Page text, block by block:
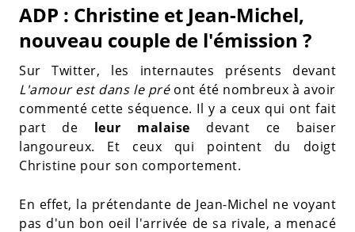
ADP : Christine et Jean-Michel,
nouveau couple de l'émission ?
Sur Twitter, les internautes présents devant
L'amour est dans le préont été nombreux à avoir
commenté cette séquence. Il y a ceux qui ont fait
part de leur malaise devant ce baiser
langoureux. Et ceux qui pointent du doigt
Christine pour son comportement.
En effet, la prétendante de Jean-Michel ne voyant
pas d'un bon oeil l'arrivée de sa rivale, a menacé